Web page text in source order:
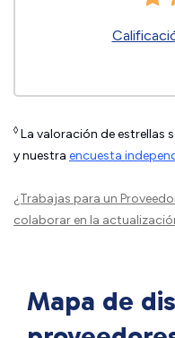
◊ La valoración de estrellas
y nuestra encuesta
¿Trabajas para un
colaborar en la
Mapa de